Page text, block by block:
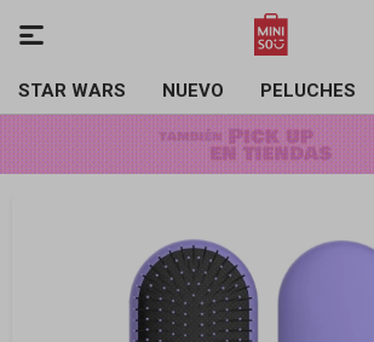
STAR WARS NUEVO PELUCHES
